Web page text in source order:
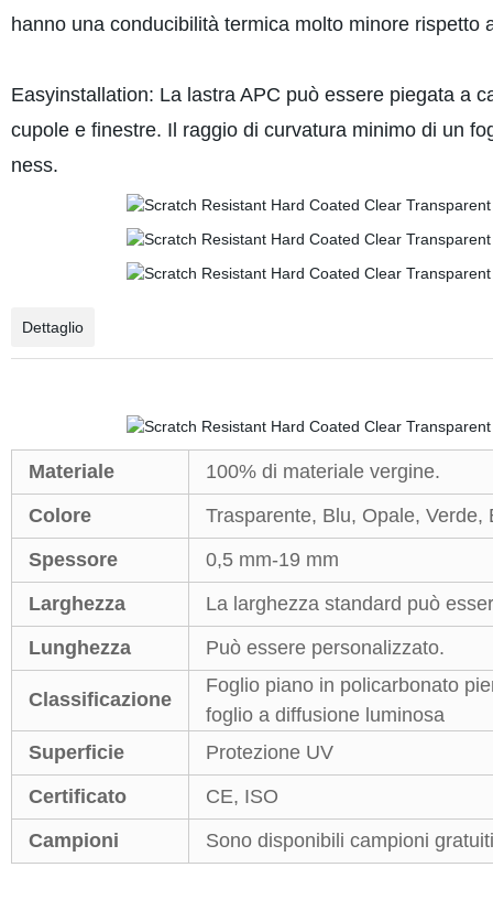
hanno una conducibilità termica molto minore rispetto
Easyinstallation: La lastra APC può essere piegata a
cupole e finestre. Il raggio di curvatura minimo di un
ness.
Dettaglio
Materiale
100% di materiale vergine.
Colore
Trasparente, Blu, Opale, Verde,
Spessore
0,5 mm-19 mm
Larghezza
La larghezza standard può
Lunghezza
Può essere personalizzato.
Classificazione
Foglio piano in policarbonato
foglio a diffusione luminosa
Superficie
Protezione UV
Certificato
CE, ISO
Campioni
Sono disponibili campioni